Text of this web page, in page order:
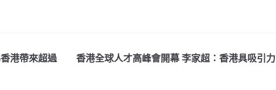
港帶來超過
香港全球人才高峰會開幕 李家超：香港具吸引力